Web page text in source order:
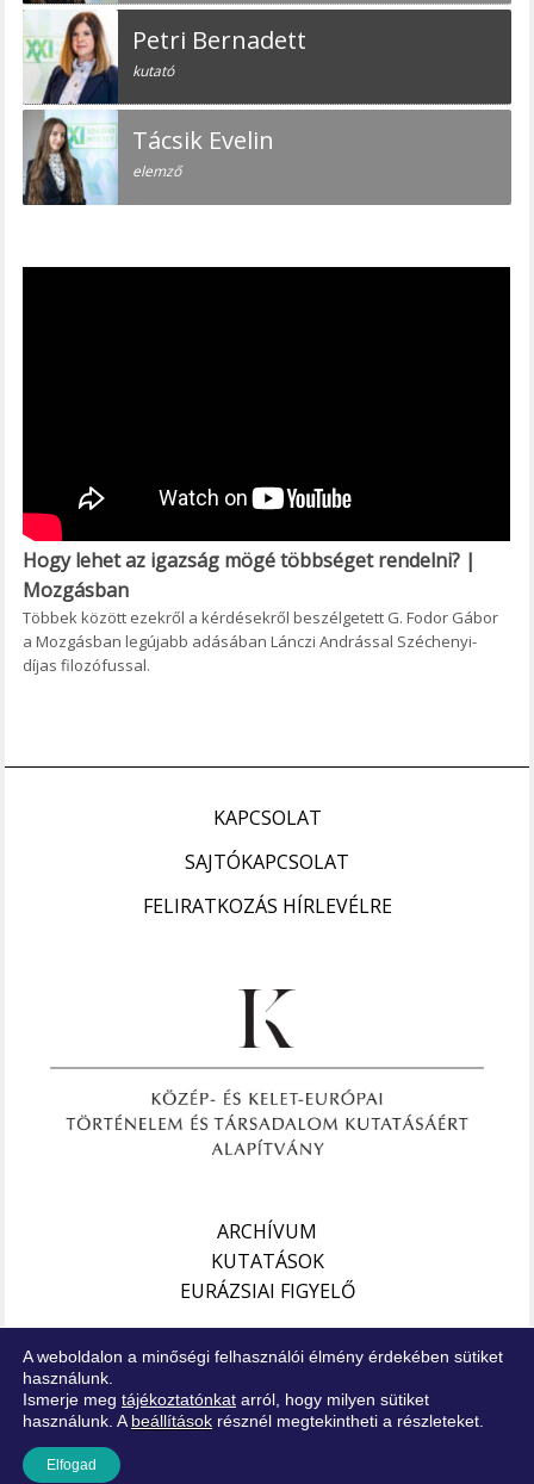
Petri Bernadett
kutató
Tácsik Evelin
elemző
Hogy lehet az igazság mögé többséget rendelni? |
Mozgásban
Többek között ezekről a kérdésekről beszélgetett G. Fodor Gábor
a Mozgásban legújabb adásában Lánczi Andrással Széchenyi-
díjas filozófussal.
KAPCSOLAT
SAJTÓKAPCSOLAT
FELIRATKOZÁS HÍRLEVÉLRE
ARCHÍVUM
KUTATÁSOK
EURÁZSIAI FIGYELŐ
Impresszum
Adatkezelési tájékoztató
Copyright © XXI. Század Intézet – Minden jog fenntartva!
A weboldalon a minőségi felhasználói élmény érdekében sütiket
használunk.
Ismerje meg tájékoztatónkat arról, hogy milyen sütiket
használunk. A beállítások résznél megtekintheti a részleteket.
Elfogad